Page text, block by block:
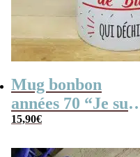
Mug bonbon
années 70 “Je suis
un conducteur de
15,90€